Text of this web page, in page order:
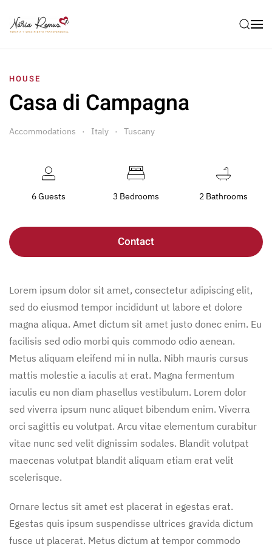
HOUSE
Casa di Campagna
Accommodations Italy Tuscany
6 Guests 3 Bedrooms 2 Bathrooms
Contact
Lorem ipsum dolor sit amet, consectetur adipiscing elit,
sed do eiusmod tempor incididunt ut labore et dolore
magna aliqua. Amet dictum sit amet justo donec enim. Eu
facilisis sed odio morbi quis commodo odio aenean.
Metus aliquam eleifend mi in nulla. Nibh mauris cursus
mattis molestie a iaculis at erat. Magna fermentum
iaculis eu non diam phasellus vestibulum. Lorem dolor
sed viverra ipsum nunc aliquet bibendum enim. Viverra
orci sagittis eu volutpat. Arcu vitae elementum curabitur
vitae nunc sed velit dignissim sodales. Blandit volutpat
maecenas volutpat blandit aliquam etiam erat velit
scelerisque.
Ornare lectus sit amet est placerat in egestas erat.
Egestas quis ipsum suspendisse ultrices gravida dictum
fusce ut placerat. Metus dictum at tempor commodo